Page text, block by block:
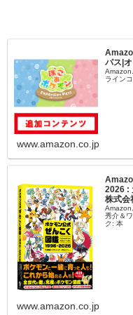
パス|
ライン
www.amazon.co.jp
2026 :
株式会
秀介＆
ク: 本
www.amazon.co.jp